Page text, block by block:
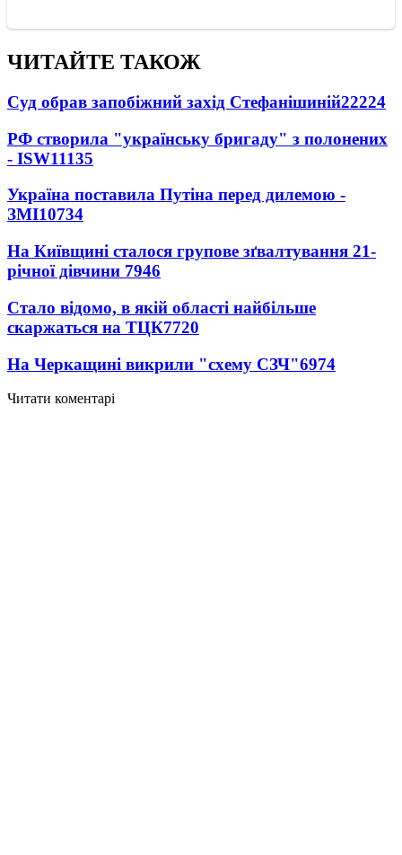
ЧИТАЙТЕ ТАКОЖ
Суд обрав запобіжний захід Стефанішиній22224
РФ створила "українську бригаду" з полонених
- ISW11135
Україна поставила Путіна перед дилемою -
ЗМІ10734
На Київщині сталося групове зґвалтування 21-
річної дівчини 7946
Стало відомо, в якій області найбільше
скаржаться на ТЦК7720
На Черкащині викрили "схему СЗЧ"6974
Читати коментарі